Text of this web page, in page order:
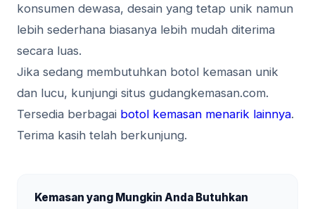
konsumen dewasa, desain yang tetap unik namun
lebih sederhana biasanya lebih mudah diterima
secara luas.
Jika sedang membutuhkan botol kemasan unik
dan lucu, kunjungi situs gudangkemasan.com.
Tersedia berbagai botol kemasan menarik lainnya.
Terima kasih telah berkunjung.
Kemasan yang Mungkin Anda Butuhkan